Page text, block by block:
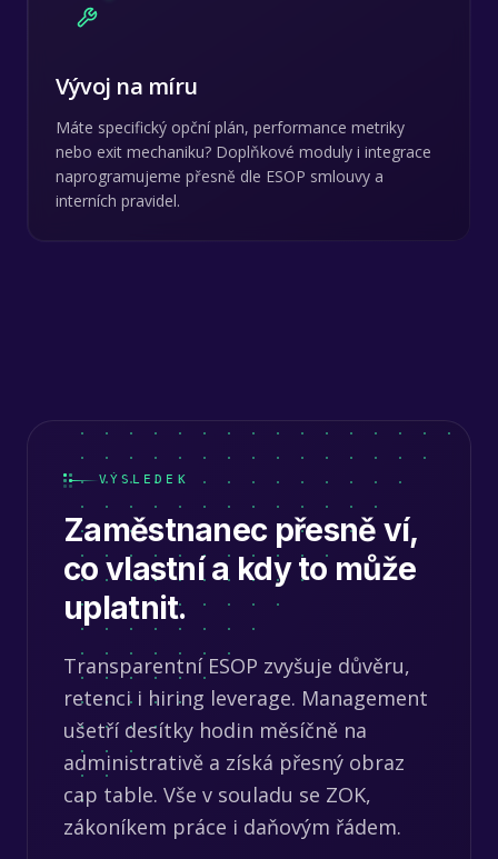
Vývoj na míru
Máte specifický opční plán, performance metriky
nebo exit mechaniku? Doplňkové moduly i integrace
naprogramujeme přesně dle ESOP smlouvy a
interních pravidel.
VÝSLEDEK
Zaměstnanec přesně ví,
co vlastní a kdy to může
uplatnit.
Transparentní ESOP zvyšuje důvěru,
retenci i hiring leverage. Management
ušetří desítky hodin měsíčně na
administrativě a získá přesný obraz
cap table. Vše v souladu se ZOK,
zákoníkem práce i daňovým řádem.